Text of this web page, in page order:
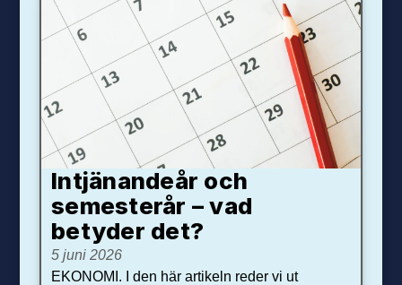
Intjänandeår och
semesterår – vad
betyder det?
5 juni 2026
EKONOMI. I den här artikeln reder vi ut